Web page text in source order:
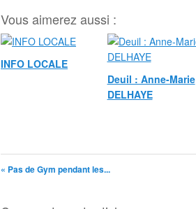
Vous aimerez aussi :
INFO LOCALE
Deuil : Anne-Marie
DELHAYE
« Pas de Gym pendant les...